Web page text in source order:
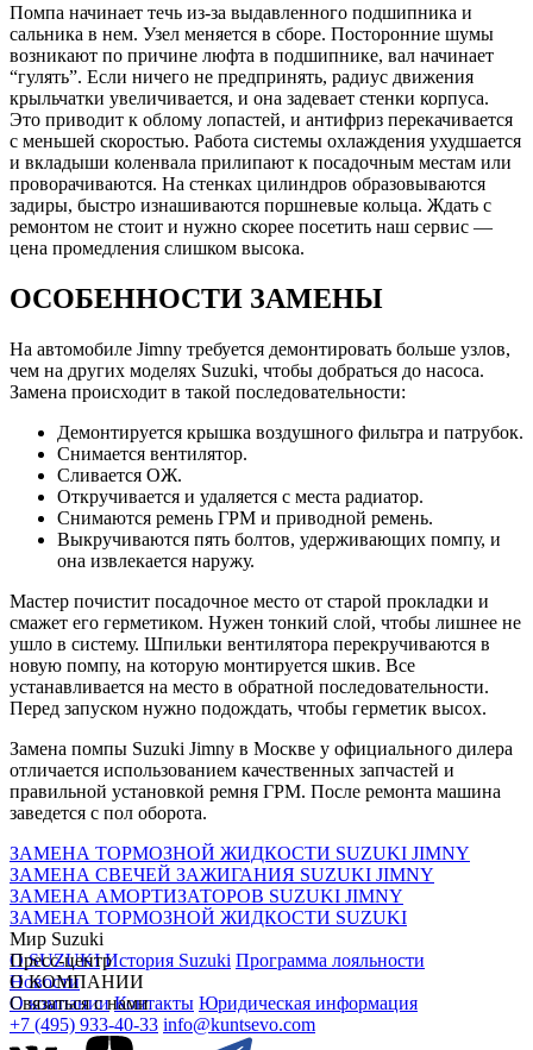
Помпа начинает течь из-за выдавленного подшипника и
сальника в нем. Узел меняется в сборе. Посторонние шумы
возникают по причине люфта в подшипнике, вал начинает
“гулять”. Если ничего не предпринять, радиус движения
крыльчатки увеличивается, и она задевает стенки корпуса.
Это приводит к облому лопастей, и антифриз перекачивается
с меньшей скоростью. Работа системы охлаждения ухудшается
и вкладыши коленвала прилипают к посадочным местам или
проворачиваются. На стенках цилиндров образовываются
задиры, быстро изнашиваются поршневые кольца. Ждать с
ремонтом не стоит и нужно скорее посетить наш сервис —
цена промедления слишком высока.
ОСОБЕННОСТИ ЗАМЕНЫ
На автомобиле Jimny требуется демонтировать больше узлов,
чем на других моделях Suzuki, чтобы добраться до насоса.
Замена происходит в такой последовательности:
Демонтируется крышка воздушного фильтра и патрубок.
Снимается вентилятор.
Сливается ОЖ.
Откручивается и удаляется с места радиатор.
Снимаются ремень ГРМ и приводной ремень.
Выкручиваются пять болтов, удерживающих помпу, и
она извлекается наружу.
Мастер почистит посадочное место от старой прокладки и
смажет его герметиком. Нужен тонкий слой, чтобы лишнее не
ушло в систему. Шпильки вентилятора перекручиваются в
новую помпу, на которую монтируется шкив. Все
устанавливается на место в обратной последовательности.
Перед запуском нужно подождать, чтобы герметик высох.
Замена помпы Suzuki Jimny в Москве у официального дилера
отличается использованием качественных запчастей и
правильной установкой ремня ГРМ. После ремонта машина
заведется с пол оборота.
ЗАМЕНА ТОРМОЗНОЙ ЖИДКОСТИ SUZUKI JIMNY
ЗАМЕНА СВЕЧЕЙ ЗАЖИГАНИЯ SUZUKI JIMNY
ЗАМЕНА АМОРТИЗАТОРОВ SUZUKI JIMNY
ЗАМЕНА ТОРМОЗНОЙ ЖИДКОСТИ SUZUKI
Мир Suzuki
О SUZUKI История Suzuki Программа лояльности
Пресс-центр
Новости
О КОМПАНИИ
О компании Контакты Юридическая информация
Связаться с нами
+7 (495) 933-40-33 info@kuntsevo.com